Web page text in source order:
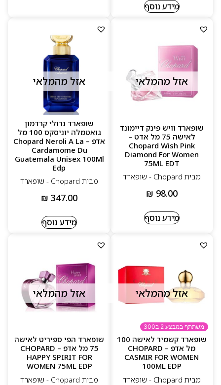
מידע נוסף
אזל מהמלאי
שופארד וויש פינק דיימונד
לאישה 75 מל אדט –
Chopard Wish Pink
Diamond For Women
75ML EDT
מבית Chopard‏ - שופארד
₪ 98.00
מידע נוסף
אזל מהמלאי
שופארד נרולי קרדמון
גואטמלה יוניסקס 100 מל
אדפ – Chopard Neroli A La
Cardamome Du
Guatemala Unisex 100Ml
Edp
מבית Chopard‏ - שופארד
₪ 347.00
מידע נוסף
משתתף במבצע 2 ב300
אזל מהמלאי
שופארד קשמיר לאישה 100
מל אדפ – CHOPARD
CASMIR FOR WOMEN
100ML EDP
מבית Chopard‏ - שופארד
אזל מהמלאי
שופארד הפי ספיריט לאישה
75 מל אדפ – CHOPARD
HAPPY SPIRIT FOR
WOMEN 75ML EDP
מבית Chopard‏ - שופארד